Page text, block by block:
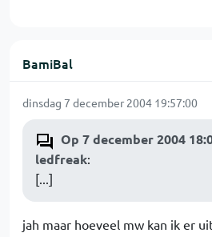
BamiBal
dinsdag 7 december 2004 19:57:00
Op 7 december 2004
ledfreak:
[...]
jah maar hoeveel mw kan ik er